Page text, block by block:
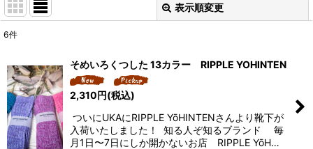
表示順変更
並び順:
絞り込む
6件
そめいろくつした 13カラー RIPPLE YOHINTEN
2,310円(税込)
ついにUKAにRIPPLE YōHINTENさんより靴下が
入荷いたしました！ 知る人ぞ知るブランド 毎
月1日〜7日にしか開かないお店 RIPPLE YōH…